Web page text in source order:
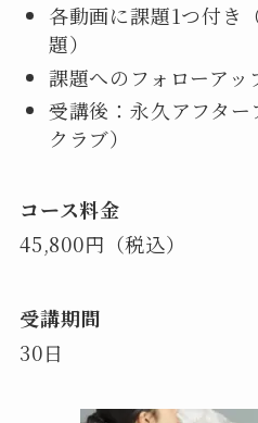
各動画に課題1つ付き
題）
課題へのフォローアッ
受講後：永久アフタ
クラブ）
コース料金
45,800円（税込）
受講期間
30日